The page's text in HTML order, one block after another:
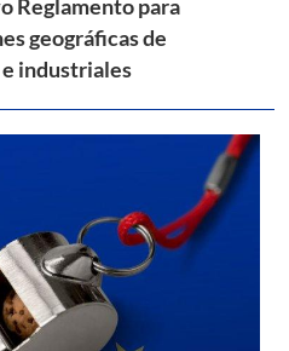
Reglamento para
geográficas de
industriales